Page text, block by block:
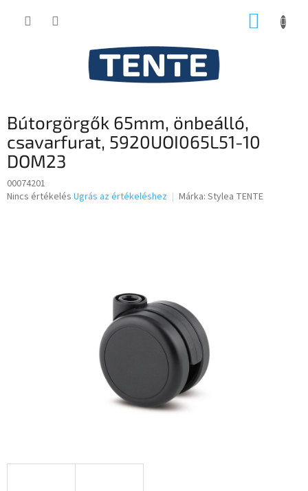
KOSÁR
Bútorgörgők 65mm, önbeálló,
csavarfurat, 5920UOI065L51-10
DOM23
00074201
A
Nincs értékelés Ugrás az értékeléshez Márka: Stylea TENTE